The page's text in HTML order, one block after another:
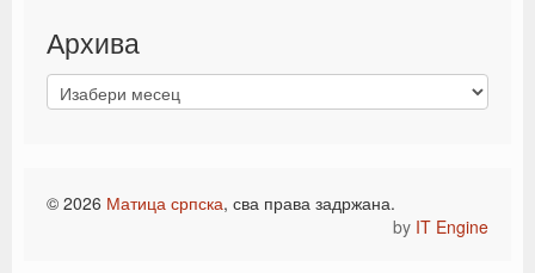
Архива
© 2026 Матица српска, сва права задржана.
by IT Engine